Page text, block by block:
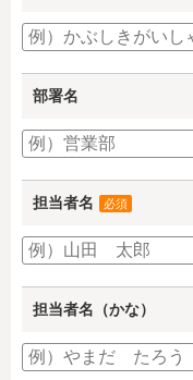
部署名
担当者名 必須
担当者名（かな）